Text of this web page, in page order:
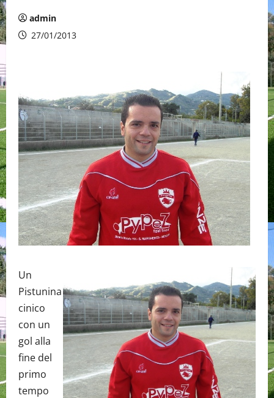
admin
27/01/2013
Un
Pistunina
cinico
con un
gol alla
fine del
primo
tempo